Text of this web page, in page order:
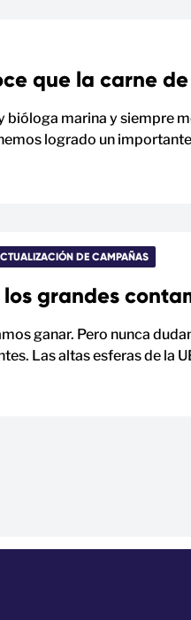
que la carne
bióloga marina y siempre
logrado un
DE CAMPAÑAS
grandes
ganar. Pero nunca
Las altas esferas de la